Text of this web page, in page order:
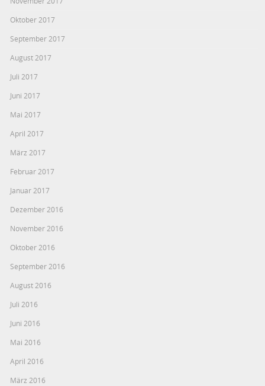
Oktober 2017
September 2017
August 2017
Juli 2017
Juni 2017
Mai 2017
April 2017
März 2017
Februar 2017
Januar 2017
Dezember 2016
November 2016
Oktober 2016
September 2016
August 2016
Juli 2016
Juni 2016
Mai 2016
April 2016
März 2016